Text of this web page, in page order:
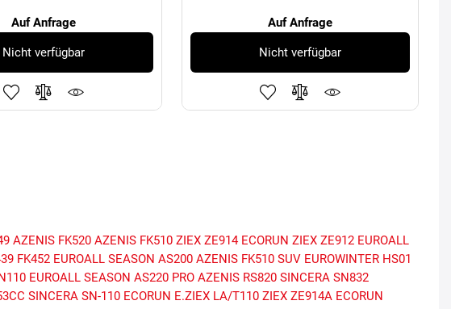
Auf Anfrage
Nicht verfügbar
Auf Anfrage
Nicht verfügbar
AZENIS FK520 AZENIS FK510 ZIEX ZE914 ECORUN ZIEX ZE912 EUROALL
FK452 EUROALL SEASON AS200 AZENIS FK510 SUV EUROWINTER HS01
EUROALL SEASON AS220 PRO AZENIS RS820 SINCERA SN832
SINCERA SN-110 ECORUN E.ZIEX LA/T110 ZIEX ZE914A ECORUN